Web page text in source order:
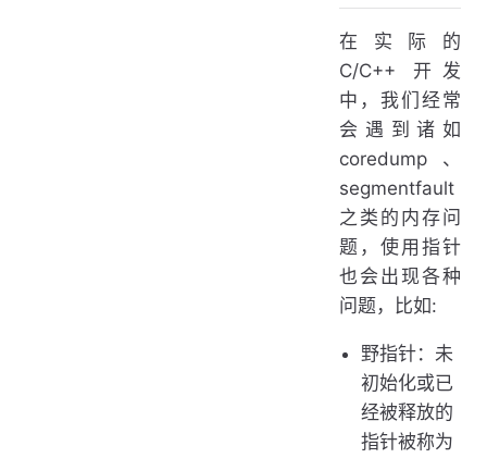
在实际的
C/C++ 开发
中，我们经常
会遇到诸如
coredump、
segmentfault
之类的内存问
题，使用指针
也会出现各种
问题，比如:
野指针：未
初始化或已
经被释放的
指针被称为